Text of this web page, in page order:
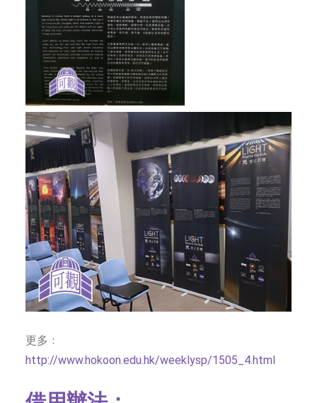
更多﹕
http://www.hokoon.edu.hk/weeklysp/1505_4.html